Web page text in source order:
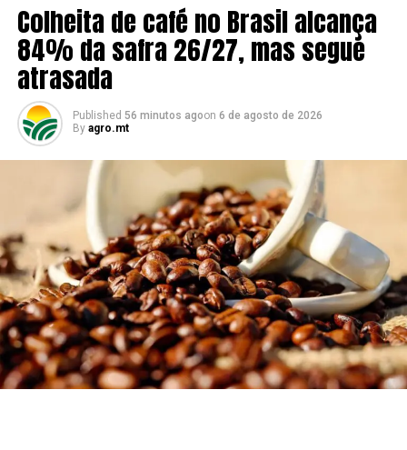
Neste rol, o maior destaque é a uva para a indústria, com
área cultivada de 42 mil hectares em uma produção que
chega a 839 mil toneladas, com valor de comercialização
estimado em R$ 1,4 bilhão.
Na laranja, o destaque foi para o crescimento na
produção, de 8%, enquanto o pêssego de mesa teve salto
ainda mais representativo: quase 20%.
O coordenador técnico estadual da Emater-RS, Gervásio
Paulus, considera que os números mostram a agregação
Colheita de café no Brasil alcança
84% da safra 26/27, mas segue
atrasada
Published 56 minutos agoon 6 de agosto de 2026
By agro.mt